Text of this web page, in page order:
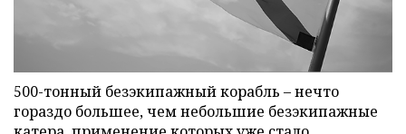
500-тонный безэкипажный корабль – нечто
гораздо большее, чем небольшие безэкипажные